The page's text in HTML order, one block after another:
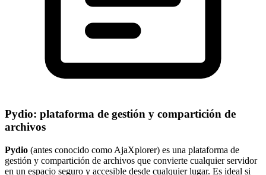
Pydio: plataforma de gestión y compartición de
archivos
Pydio (antes conocido como AjaXplorer) es una plataforma de
gestión y compartición de archivos que convierte cualquier servidor
en un espacio seguro y accesible desde cualquier lugar. Es ideal si